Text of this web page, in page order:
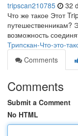
tripscan210785 32
Что же такое Этот
путешественникам?
возможность
Трипскан-Что-это-
Comments
Comments
Submit a Comment
No HTML